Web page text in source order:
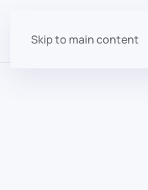
Skip to main content